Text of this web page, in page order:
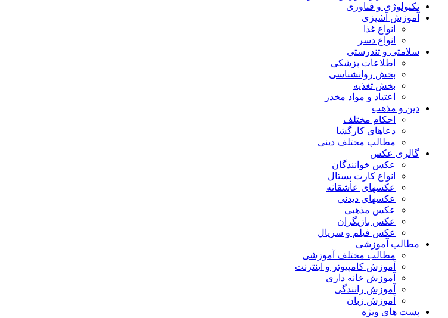
تکنولوژی و فناوری
آموزش آشپزی
انواع غذا
انواع دسر
سلامتی و تندرستی
اطلاعات پزشکی
بخش روانشناسی
بخش تغذیه
اعتیاد و مواد مخدر
دین و مذهب
احکام مختلف
دعاهای کارگشا
مطالب مختلف دینی
گالری عکس
عکس خوانندگان
انواع کارت پستال
عکسهای عاشقانه
عکسهای دیدنی
عکس مذهبی
عکس بازیگران
عکس فیلم و سریال
مطالب آموزشی
مطالب مختلف آموزشی
آموزش کامپیوتر و اینترنت
آموزش خانه داری
آموزش رانندگی
آموزش زبان
پست های ویژه